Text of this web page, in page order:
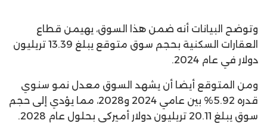
وتوضح البيانات أنه ضمن هذا السوق، يهيمن قطاع
العقارات السكنية بحجم سوق متوقع يبلغ 13.39 تريليون
دولار في عام 2024.
ومن المتوقع أيضا أن يشهد السوق معدل نمو سنوي
قدره 5.92% بين عامي 2024 و2028، مما يؤدي إلى حجم
سوق يبلغ 20.11 تريليون دولار أميركي بحلول عام 2028.